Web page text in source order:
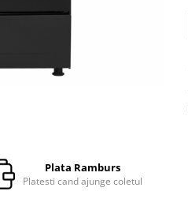
Plata Ramburs
Platesti cand ajunge coletul